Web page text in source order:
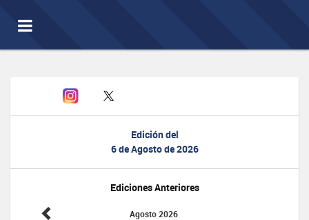
Toggle
navigation
Edición del
6 de Agosto de 2026
Ediciones Anteriores
Agosto 2026